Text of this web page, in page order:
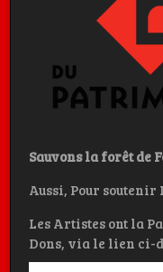
Sauvons la forêt de
Aussi, Pour
Les Artistes ont la
Dons, via le lien ci-